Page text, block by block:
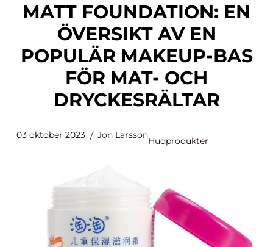
MATT FOUNDATION: EN
ÖVERSIKT AV EN
POPULÄR MAKEUP-BAS
FÖR MAT- OCH
DRYCKESRÄLTAR
03 oktober 2023 Jon Larsson
Hudprodukter